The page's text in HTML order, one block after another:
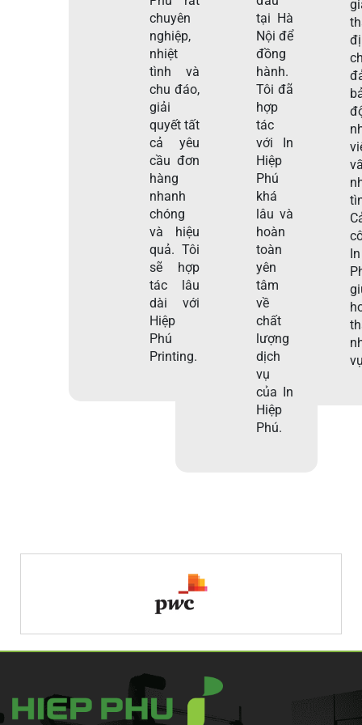
chuyên
nghiệp,
nhiệt
tình và
chu đáo,
giải
quyết tất
cả yêu
cầu đơn
hàng
nhanh
chóng
và hiệu
quả. Tôi
sẽ hợp
tác lâu
dài với
Hiệp
Phú
Printing.
tại Hà
Nội để
đồng
hành.
Tôi đã
hợp
tác
với In
Hiệp
Phú
khá
lâu và
hoàn
toàn
yên
tâm
về
chất
lượng
dịch
vụ
của In
Hiệp
Phú.